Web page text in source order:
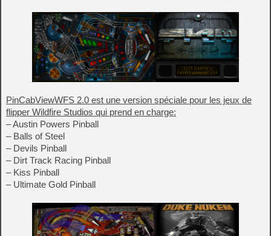
PinCabViewWFS 2.0 est une version spéciale pour les jeux de
flipper Wildfire Studios qui prend en charge:
– Austin Powers Pinball
– Balls of Steel
– Devils Pinball
– Dirt Track Racing Pinball
– Kiss Pinball
– Ultimate Gold Pinball